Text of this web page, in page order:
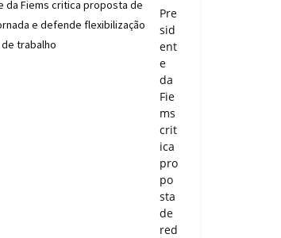
Pre
sid
ent
e
da
Fie
ms
crit
ica
pro
po
sta
de
red